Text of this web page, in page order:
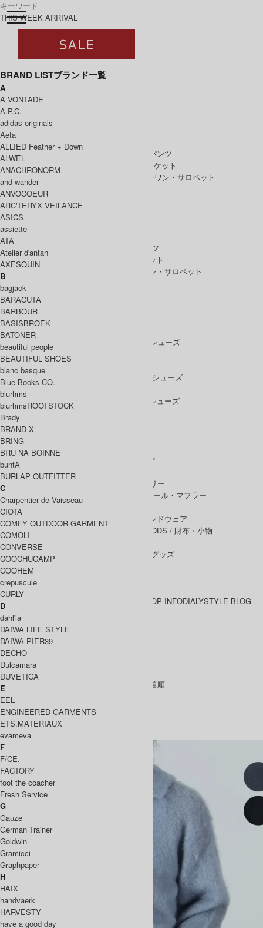
toggle navigation
ログイン
すべて
WOMEN
WOMEN ALL ITEM
/ ワンピース
SKIRT
BOTTOMS
/ ボトムス・パンツ
/ アウター・ジャケット
/ オールインワン・サロペット
MEN
MEN ALL ITEM
/ ボトムス・パンツ
/ アウター・ジャケット
/ オールインワン・サロペット
SHOES
SHOES ALL ITEM
/ ドレスシューズ
BOOTS
PUMPS
/ バレエシューズ
OTHER SHOES
/ その他シューズ
GOODS
GOODS ALL ITEM
/ 帽子・ヘッドウェア
BAG
ACCESSARY
/ アクセサリー
/ ストール・マフラー
LEG WEAR
HAND WEAR
/ 手袋・ハンドウェア
WALLET&GENERAL GOODS / 財布・小物
/ その他グッズ
BRAND一覧
BRAND一覧
SHOP INFODIALYSTYLE BLOG
BATONER
GOODSMEN
[ 並び順を変更 ] -
新着順
全 [45] 商品中 [1-30] を表示
1 2 次のページへ
BATONER
バトナー
THIS WEEK ARRIVAL
BRAND LISTブランド一覧
A
A VONTADE
A.P.C.
adidas originals
Aeta
ALLIED Feather + Down
ALWEL
ANACHRONORM
and wander
ANVOCOEUR
ARC'TERYX VEILANCE
ASICS
assiette
ATA
Atelier d'antan
AXESQUIN
B
bagjack
BARACUTA
BARBOUR
BASISBROEK
BATONER
beautiful people
BEAUTIFUL SHOES
blanc basque
Blue Books CO.
blurhms
blurhmsROOTSTOCK
Brady
BRAND X
BRING
BRU NA BOINNE
buntA
BURLAP OUTFITTER
C
Charpentier de Vaisseau
CIOTA
COMFY OUTDOOR GARMENT
COMOLI
CONVERSE
COOCHUCAMP
COOHEM
crepuscule
CURLY
D
dahl'ia
DAIWA LIFE STYLE
DAIWA PIER39
DECHO
Dulcamara
DUVETICA
E
EEL
ENGINEERED GARMENTS
ETS.MATERIAUX
evameva
F
F/CE.
FACTORY
foot the coacher
Fresh Service
G
Gauze
German Trainer
Goldwin
Gramicci
Graphpaper
H
HAIX
handvaerk
HARVESTY
have a good day